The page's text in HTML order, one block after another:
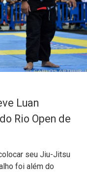
Luan
Rio Open de
seu Jiu-Jitsu
foi além do